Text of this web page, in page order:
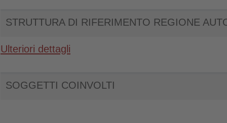
STRUTTURA DI RIFERIMENTO REGIONE
Ulteriori dettagli
SOGGETTI COINVOLTI